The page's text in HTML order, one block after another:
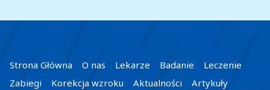
Strona Główna O nas Lekarze Badanie
Leczenie
Zabiegi
Korekcja wzroku Aktualności Artykuły